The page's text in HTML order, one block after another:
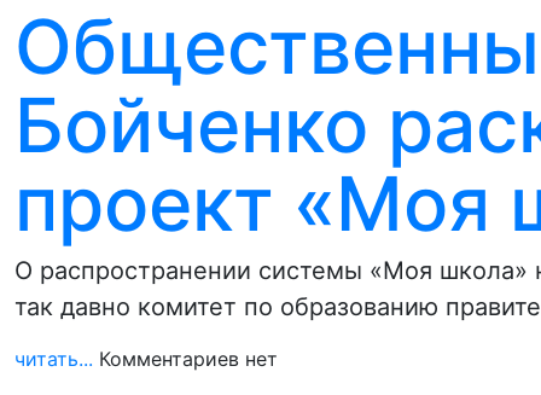
Бойченко
проект «Моя
О распространении системы «Моя школа»
так давно комитет по образованию
читать... Комментариев нет